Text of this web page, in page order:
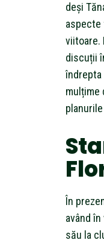
deși
aspecte
viitoare.
discuții
îndrepta
mulțime
În
având
său la